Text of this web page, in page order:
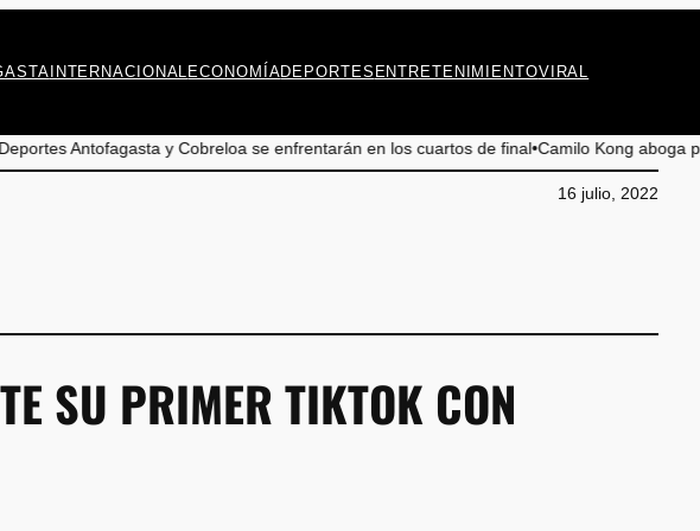
INTERNACIONAL ECONOMÍADEPORTES ENTRETENIMIENTOVIRAL
y Cobreloa se enfrentarán en los cuartos de final•Camilo Kong aboga por la
16 julio, 2022
SU PRIMER TIKTOK CON